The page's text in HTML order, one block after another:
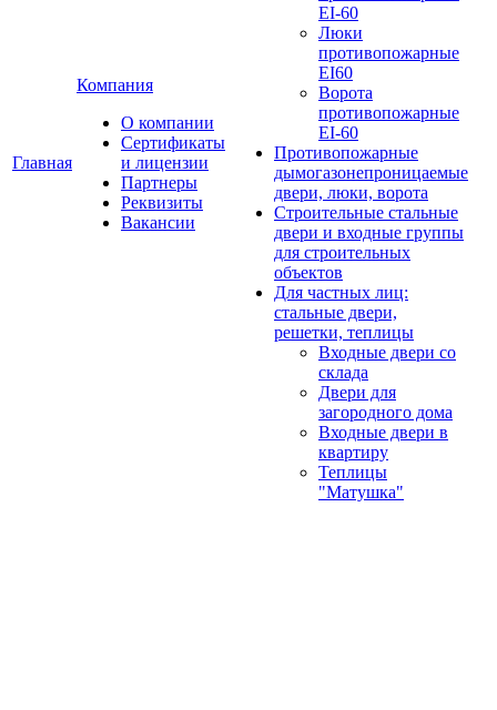
Главная
Компания
О компании
Сертификаты
и лицензии
Партнеры
Реквизиты
Вакансии
EI-60
Люки
противопожарные
EI60
Ворота
противопожарные
EI-60
Противопожарные
дымогазонепроницаемые
двери, люки, ворота
Строительные стальные
двери и входные группы
для строительных
объектов
Для частных лиц:
стальные двери,
решетки, теплицы
Входные двери со
склада
Двери для
загородного дома
Входные двери в
квартиру
Теплицы
"Матушка"